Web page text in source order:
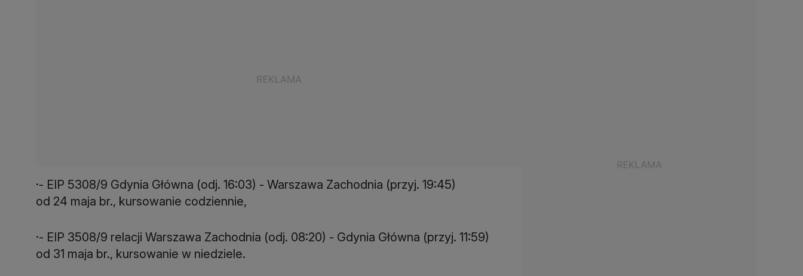
·- EIP 5308/9 Gdynia Główna (odj. 16:03) - Warszawa Zachodnia (przyj. 19:45)
od 24 maja br., kursowanie codziennie,
·- EIP 3508/9 relacji Warszawa Zachodnia (odj. 08:20) - Gdynia Główna (przyj. 11:59)
od 31 maja br., kursowanie w niedziele.